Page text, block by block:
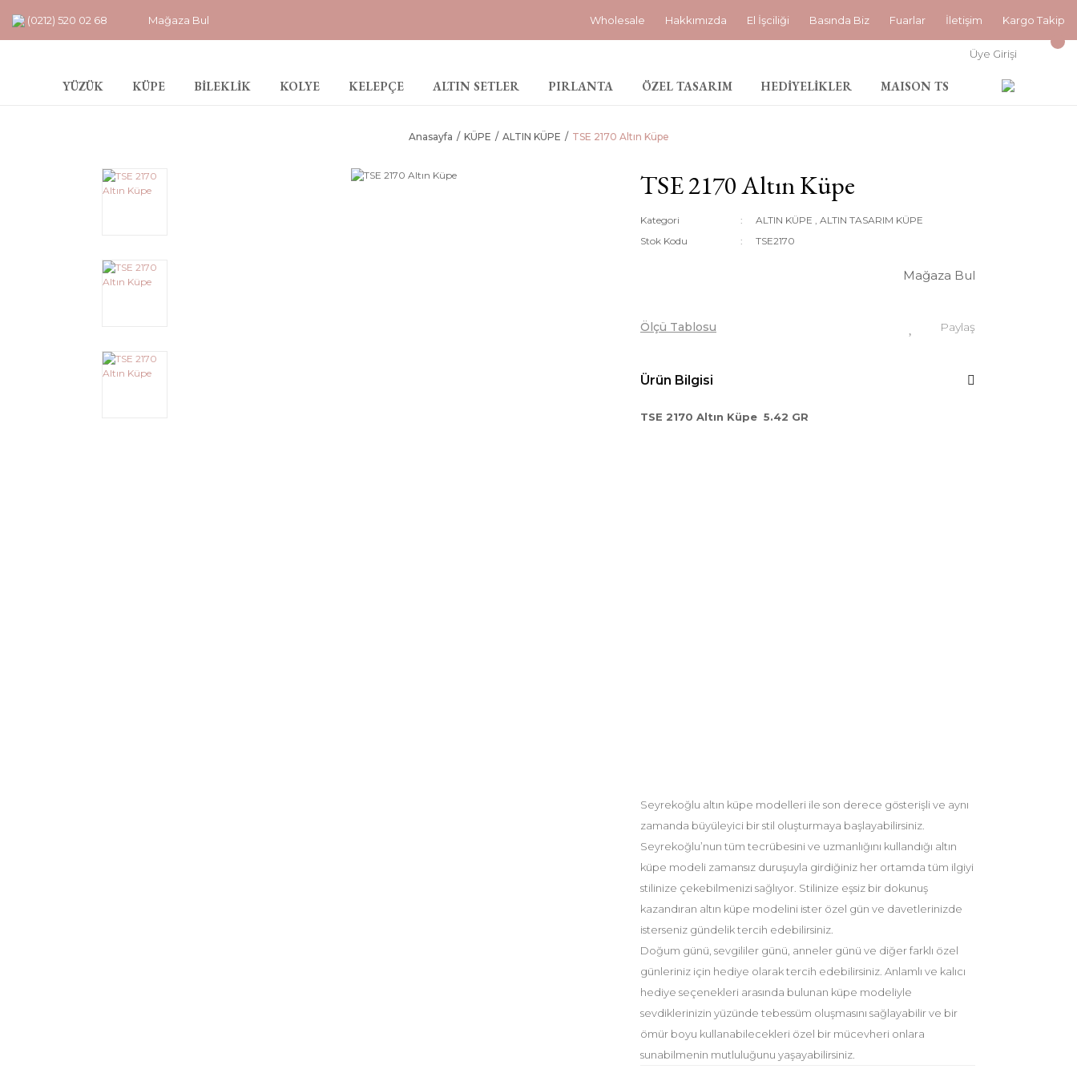
(0212) 520 02 68 Mağaza Bul Wholesale Hakkımızda El İşciliği Basında Biz Fuarlar İletişim Kargo Takip
Üye Girişi
YÜZÜK KÜPE BİLEKLİK KOLYE KELEPÇE ALTIN SETLER PIRLANTA ÖZEL TASARIM HEDİYELİKLER MAISON TS
Anasayfa KÜPE ALTIN KÜPE TSE 2170 Altın Küpe
TSE 2170 Altın Küpe
Kategori ALTIN KÜPE ,ALTIN TASARIM KÜPE
Stok Kodu
TSE2170
Mağaza Bul
Ölçü Tablosu Paylaş
Ürün Bilgisi
TSE 2170 Altın Küpe 5.42 GR
Seyrekoğlu altın küpe modelleri ile son derece gösterişli ve aynı
zamanda büyüleyici bir stil oluşturmaya başlayabilirsiniz.
Seyrekoğlu’nun tüm tecrübesini ve uzmanlığını kullandığı altın
küpe modeli zamansız duruşuyla girdiğiniz her ortamda tüm ilgiyi
stilinize çekebilmenizi sağlıyor. Stilinize eşsiz bir dokunuş
kazandıran altın küpe modelini ister özel gün ve davetlerinizde
isterseniz gündelik tercih edebilirsiniz.
Doğum günü, sevgililer günü, anneler günü ve diğer farklı özel
günleriniz için hediye olarak tercih edebilirsiniz. Anlamlı ve kalıcı
hediye seçenekleri arasında bulunan küpe modeliyle
sevdiklerinizin yüzünde tebessüm oluşmasını sağlayabilir ve bir
ömür boyu kullanabilecekleri özel bir mücevheri onlara
sunabilmenin mutluluğunu yaşayabilirsiniz.